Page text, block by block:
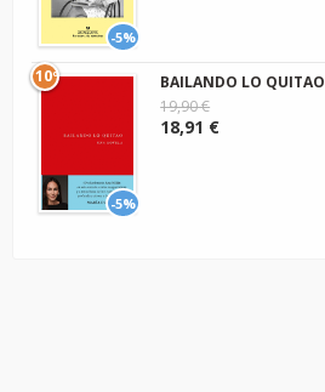
-5%
-5%
10º
BAILANDO LO QUITAO
19,90 €
18,91 €